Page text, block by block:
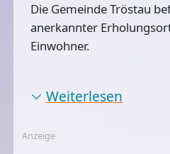
Die Gemeinde Tröstau
anerkannter
Einwohner.
Weiterlesen
Anzeige